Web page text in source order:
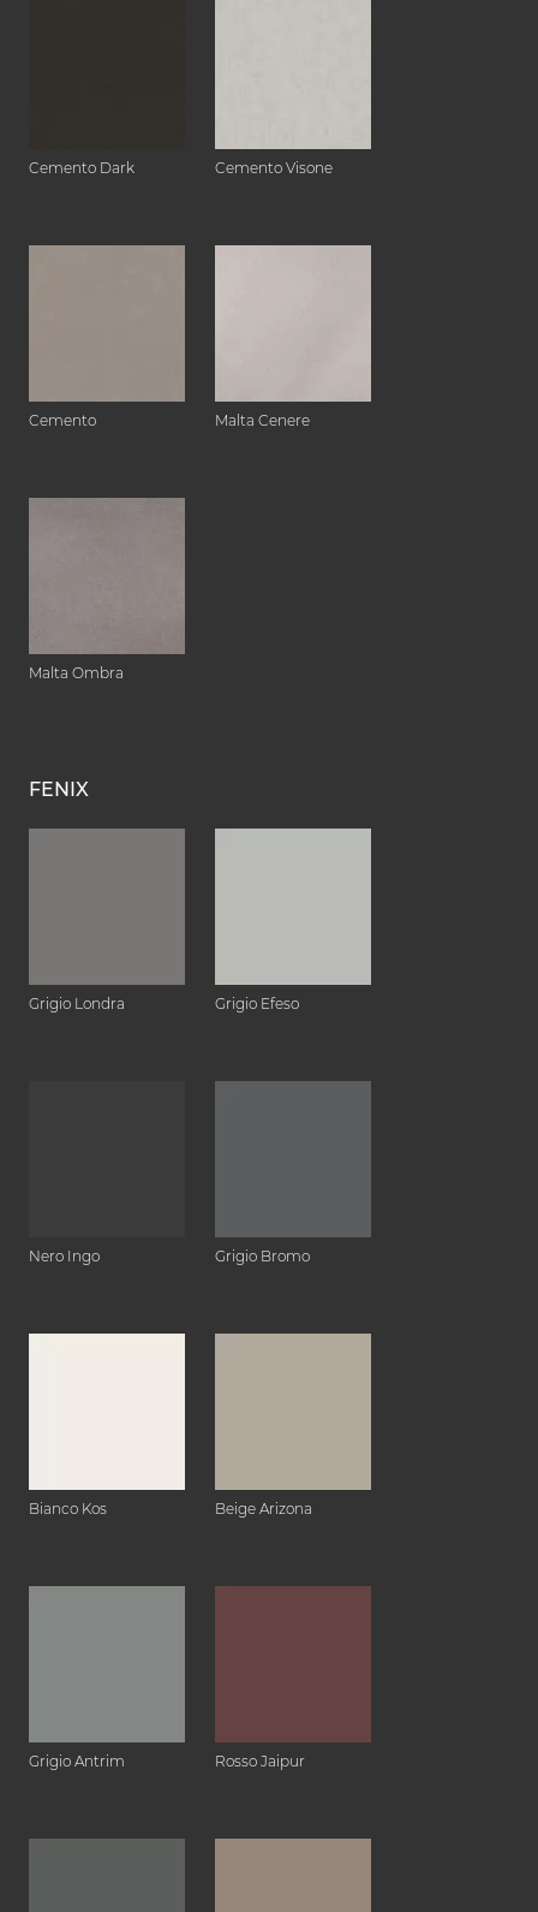
Cemento Dark Cemento Visone
Cemento Malta Cenere
Malta Ombra
FENIX
Grigio Londra Grigio Efeso
Nero Ingo Grigio Bromo
Bianco Kos Beige Arizona
Grigio Antrim Rosso Jaipur